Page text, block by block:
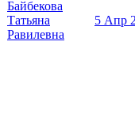
Байбекова
Татьяна
Равилевна
5 Апр